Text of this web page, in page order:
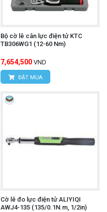
Bộ cờ lê cân lực điện tử KTC
TB306WG1 (12-60 Nm)
7,654,500 VND
ĐẶT MUA
Cờ lê đo lực điện tử ALIYIQI
AWJ4-135 (135/0.1N.m, 1/2in)